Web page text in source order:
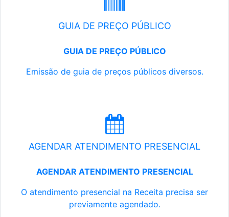
GUIA DE PREÇO PÚBLICO
GUIA DE PREÇO PÚBLICO
Emissão de guia de preços públicos diversos.
AGENDAR ATENDIMENTO PRESENCIAL
AGENDAR ATENDIMENTO PRESENCIAL
O atendimento presencial na Receita precisa ser
previamente agendado.